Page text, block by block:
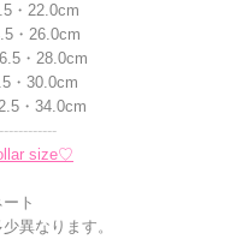
・22.0cm
・26.0cm
・28.0cm
・30.0cm
・34.0cm
size♡
ト
異なります。